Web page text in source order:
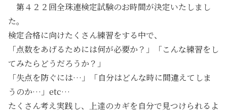
第４２２回全珠連検定試験のお時間が決定いたしまし
た。
検定合格に向けたくさん練習をする中で、
「点数をあげるためには何が必要か？」「こんな練習をし
てみたらどうだろうか？」
「失点を防ぐには…」「自分はどんな時に間違えてしま
うのか…」etc…
たくさん考え実践し、上達のカギを自分で見つけられるよ